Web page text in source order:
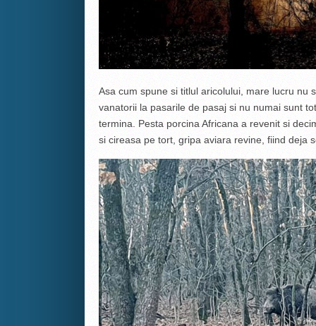
Asa cum spune si titlul aricolului, mare lucru nu
vanatorii la pasarile de pasaj si nu numai sunt
termina. Pesta porcina Africana a revenit si
si cireasa pe tort, gripa aviara revine, fiind deja